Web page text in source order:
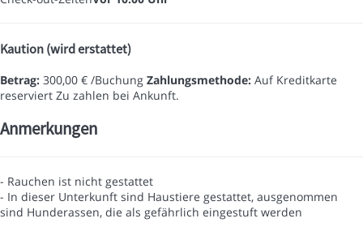
Kaution (wird erstattet)
Betrag: 300,00 € /Buchung Zahlungsmethode: Auf Kreditkarte
reserviert Zu zahlen bei Ankunft.
Anmerkungen
- Rauchen ist nicht gestattet
- In dieser Unterkunft sind Haustiere gestattet, ausgenommen
sind Hunderassen, die als gefährlich eingestuft werden